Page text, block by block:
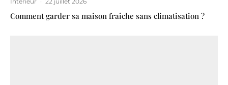
Comment garder sa maison fraîche sans climatisation ?